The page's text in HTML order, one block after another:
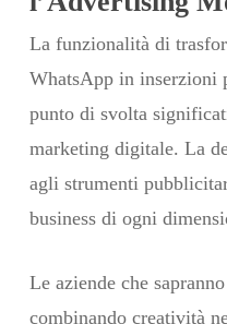
La funzionalità di
WhatsApp in inserzioni
punto di svolta
marketing digitale. La
agli strumenti
business di ogni
Le aziende che
combinando creatività